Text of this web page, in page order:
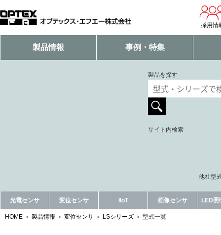
採用情
製品情報 事例・特集
製品を探す
サイト内検索
他社型
光電センサ 変位センサ IIoT 画像センサ LED照
HOME 製品情報 変位センサ LSシリーズ 型式一覧